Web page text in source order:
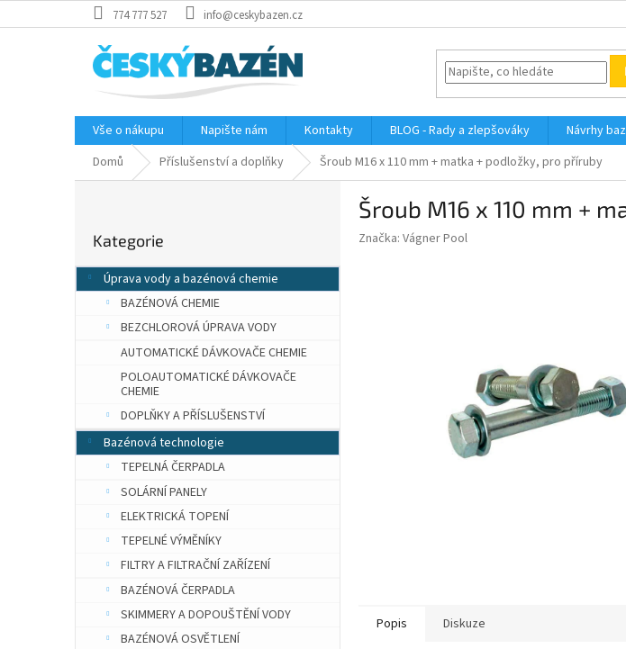
na
774 777 527 info@ceskybazen.cz
Vše o nákupu Napište nám Kontakty BLOG - Rady a zlepšováky
Návrhy
Domů
Příslušenství a doplňky Šroub M16 x 110 mm + matka + podložky, pro příruby
r
a
e
kategorie
Kategorie
Úprava vody a bazénová chemie
BAZÉNOVÁ CHEMIE
BEZCHLOROVÁ ÚPRAVA VODY
AUTOMATICKÉ DÁVKOVAČE CHEMIE
POLOAUTOMATICKÉ DÁVKOVAČE
CHEMIE
DOPLŇKY A PŘÍSLUŠENSTVÍ
Bazénová technologie
TEPELNÁ ČERPADLA
SOLÁRNÍ PANELY
ELEKTRICKÁ TOPENÍ
TEPELNÉ VÝMĚNÍKY
FILTRY A FILTRAČNÍ ZAŘÍZENÍ
BAZÉNOVÁ ČERPADLA
SKIMMERY A DOPOUŠTĚNÍ VODY
BAZÉNOVÁ OSVĚTLENÍ
Šroub M16 x 110 mm +
Značka: Vágner Pool
Popis Diskuze